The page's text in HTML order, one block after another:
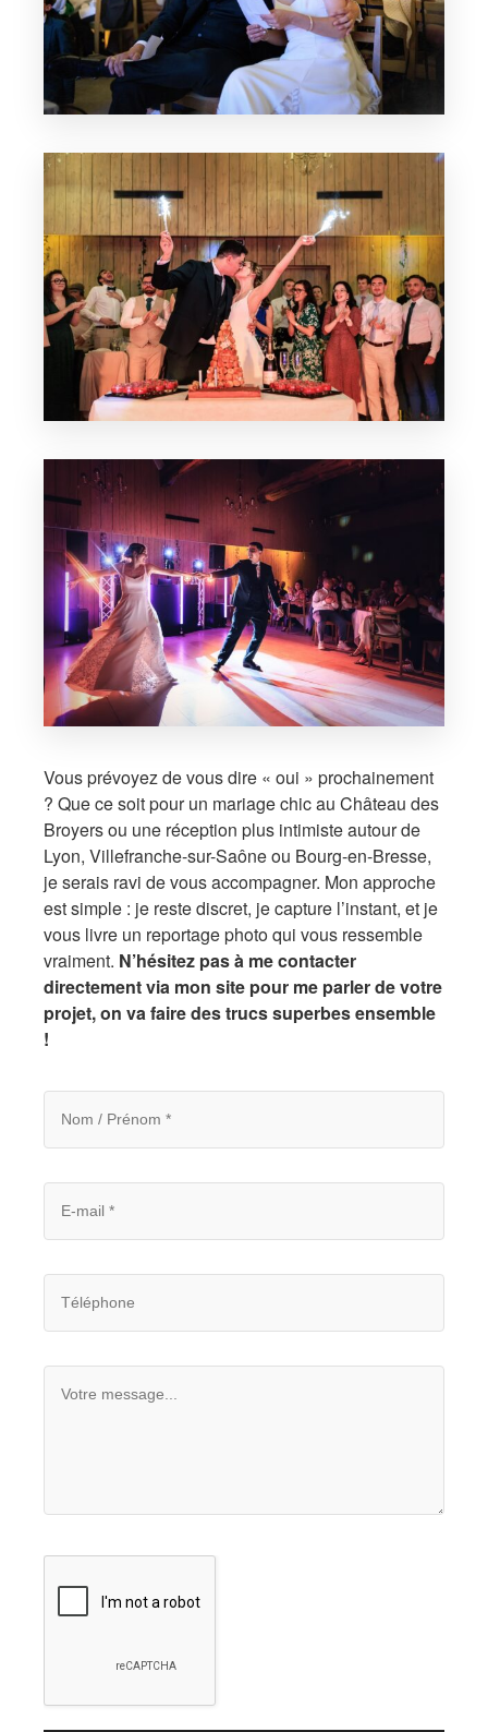
Vous prévoyez de vous dire « oui » prochainement
? Que ce soit pour un mariage chic au Château des
Broyers ou une réception plus intimiste autour de
Lyon, Villefranche-sur-Saône ou Bourg-en-Bresse,
je serais ravi de vous accompagner. Mon approche
est simple : je reste discret, je capture l’instant, et je
vous livre un reportage photo qui vous ressemble
vraiment. N’hésitez pas à me contacter
directement via mon site pour me parler de votre
projet, on va faire des trucs superbes ensemble
!